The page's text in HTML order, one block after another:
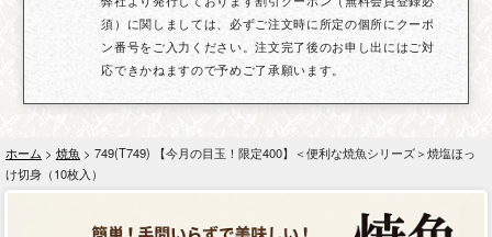
須）に関しましては、必ずご注文時に所定の個所にクーポ
ン番号をご入力ください。注文完了後のお申し出にはご対
応できかねますので予めご了承願います。
ホーム > 焼魚 > 749(T749) 【今月の目玉！限定400】＜便利な焼魚シリーズ＞焼塩ほっ
け切身（10枚入）